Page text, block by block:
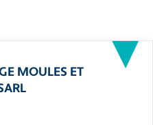
MOULES ET